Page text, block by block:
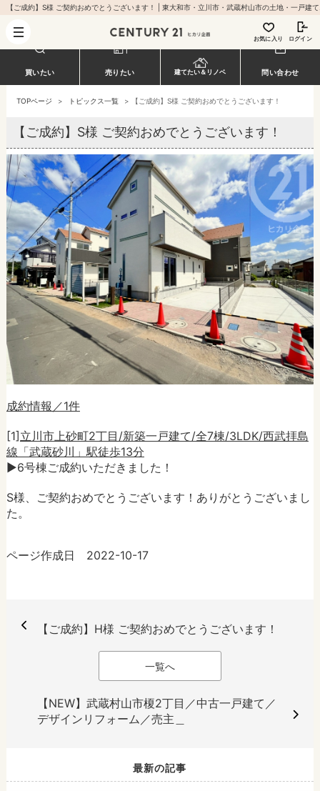
お気に入り ログイン
買いたい 売りたい 建てたい＆リノベ 問い合わせ
TOPページ > トピックス一覧 > 【ご成約】S様 ご契約おめでとうございます！
【ご成約】S様 ご契約おめでとうございます！
成約情報／1件
[1] 立川市上砂町2丁目/新築一戸建て/全7棟/3LDK/西武拝島
線「武蔵砂川」駅徒歩13分
►6号棟ご成約いただきました！
S様、ご契約おめでとうございます！ありがとうございまし
た。
ページ作成日 2022-10-17
【ご成約】H様 ご契約おめでとうございます！
一覧へ
【NEW】武蔵村山市榎2丁目／中古一戸建て／
デザインリフォーム／売主＿
最新の記事